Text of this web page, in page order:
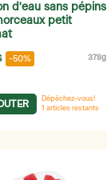
d'eau sans pépins
petit
-50% 378g
Dépêchez-vous!
1 articles restants